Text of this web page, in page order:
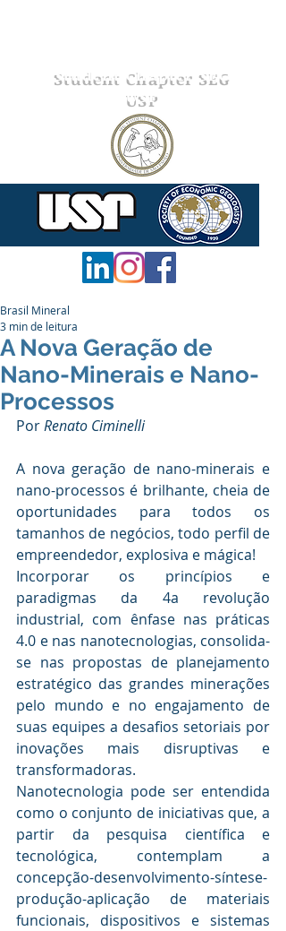
Student Chapter SEG
USP
A Nova Geração de
Nano-Minerais e Nano-
Processos
Brasil Mineral
3 min de leitura
Por Renato Ciminelli
A nova geração de nano-minerais e
nano-processos é brilhante, cheia de
oportunidades para todos os
tamanhos de negócios, todo perfil de
empreendedor, explosiva e mágica!
Incorporar os princípios e
paradigmas da 4a revolução
industrial, com ênfase nas práticas
4.0 e nas nanotecnologias, consolida-
se nas propostas de planejamento
estratégico das grandes minerações
pelo mundo e no engajamento de
suas equipes a desafios setoriais por
inovações mais disruptivas e
transformadoras.
Nanotecnologia pode ser entendida
como o conjunto de iniciativas que, a
partir da pesquisa científica e
tecnológica, contemplam a
concepção-desenvolvimento-síntese-
produção-aplicação de materiais
funcionais, dispositivos e sistemas